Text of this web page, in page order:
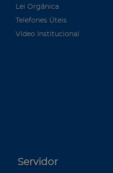
Lei Orgânica
Telefones Úteis
Vídeo Institucional
Servidor